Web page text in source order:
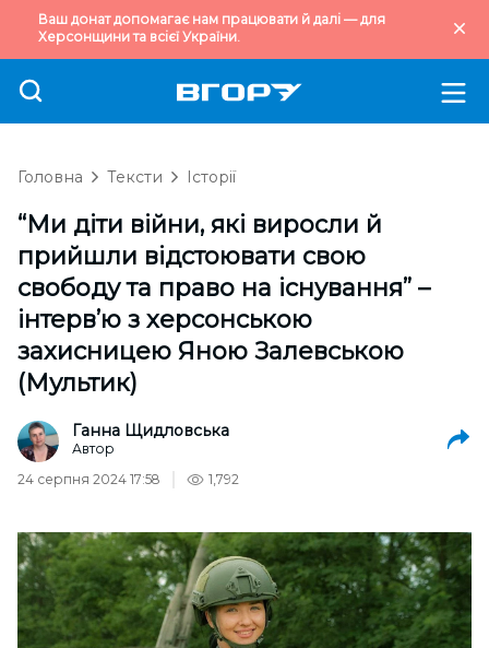
Ваш донат допомагає нам працювати й далі — для
Херсонщини та всієї України.
Головна Тексти Історії
“Ми діти війни, які виросли й
прийшли відстоювати свою
свободу та право на існування” –
інтерв’ю з херсонською
захисницею Яною Залевською
(Мультик)
Ганна Щидловська
Автор
24 серпня 2024 17:58
1,792